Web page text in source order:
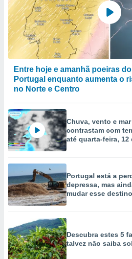
Entre hoje e amanhã poeiras
Portugal enquanto aumenta o
no Norte e Centro
Chuva, vento e
contrastam com
até quarta-feira, 12
Portugal está a
depressa, mas
mudar esse destino
Descubra estes 5
talvez não saiba